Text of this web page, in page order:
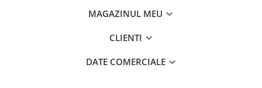
MAGAZINUL MEU
CLIENTI
DATE COMERCIALE